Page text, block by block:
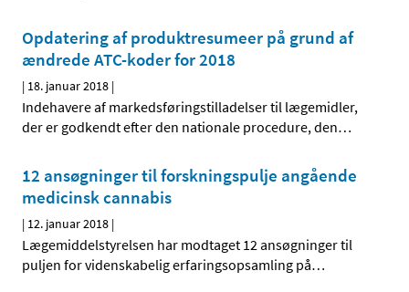
Opdatering af produktresumeer på grund af
ændrede ATC-koder for 2018
| 18. januar 2018 |
Indehavere af markedsføringstilladelser til lægemidler,
der er godkendt efter den nationale procedure, den…
12 ansøgninger til forskningspulje angående
medicinsk cannabis
| 12. januar 2018 |
Lægemiddelstyrelsen har modtaget 12 ansøgninger til
puljen for videnskabelig erfaringsopsamling på…